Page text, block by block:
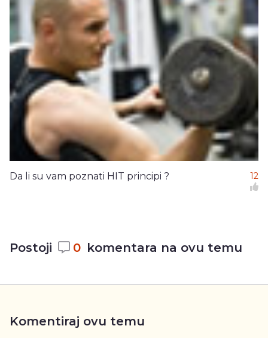
Da li su vam poznati HIT principi ? 12
Postoji 0 komentara na ovu temu
Komentiraj ovu temu